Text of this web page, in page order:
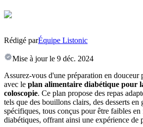
Rédigé parÉquipe Listonic
Mise à jour le 9 déc. 2024
Assurez-vous d'une préparation en douceur
avec le plan alimentaire diabétique pour
coloscopie. Ce plan propose des repas
tels que des bouillons clairs, des desserts en
spécifiques, tous conçus pour être faibles en
diabétiques, offrant ainsi une expérience de